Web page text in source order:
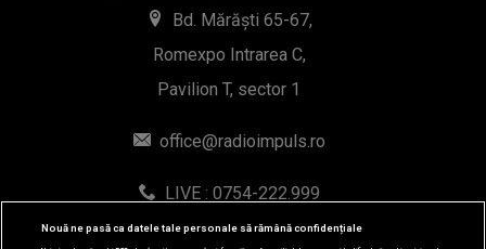
Bd. Mărăști 65-67,
Romexpo Intrarea C,
Pavilion T, sector 1
office@radioimpuls.ro
LIVE : 0754-222.999
WhatsApp: 0754-222.999
Nouă ne pasă ca datele tale personale să rămână confidențiale